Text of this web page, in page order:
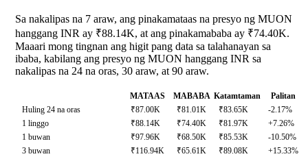
Sa nakalipas na 7 araw, ang pinakamataas na presyo ng MUON
hanggang INR ay ₹88.14K, at ang pinakamababa ay ₹74.40K.
Maaari mong tingnan ang higit pang data sa talahanayan sa
ibaba, kabilang ang presyo ng MUON hanggang INR sa
nakalipas na 24 na oras, 30 araw, at 90 araw.
MATAAS MABABA Katamtaman
Palitan
Huling 24 na oras
₹87.00K ₹81.01K ₹83.65K
-2.17%
1 linggo
₹88.14K ₹74.40K ₹81.97K
+7.26%
1 buwan
₹97.96K ₹68.50K ₹85.53K
-10.50%
3 buwan
₹116.94K ₹65.61K ₹89.08K +15.33%